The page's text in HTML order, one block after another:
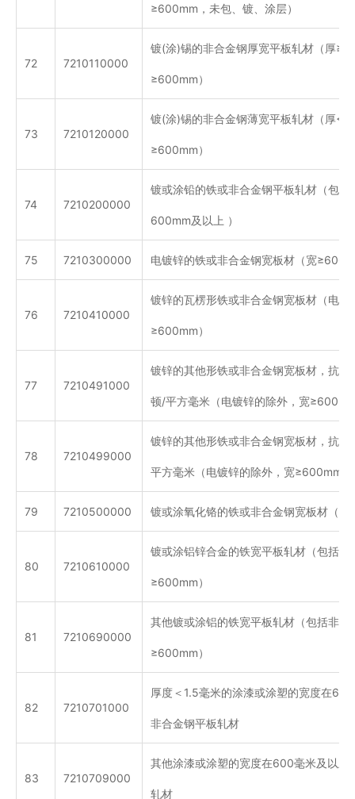
≥600mm，未包、镀、涂层）
72 7210110000
镀(涂)锡的非合金钢厚宽平板轧材（厚
≥600mm）
73 7210120000
镀(涂)锡的非合金钢薄宽平板轧材（厚
≥600mm）
74 7210200000
镀或涂铅的铁或非合金钢平板轧材（包括
600mm及以上 ）
75 7210300000 电镀锌的铁或非合金钢宽板材（宽
76 7210410000
镀锌的瓦楞形铁或非合金钢宽板材（电镀
≥600mm）
77 7210491000
镀锌的其他形铁或非合金钢宽板材，抗
顿/平方毫米（电镀锌的除外，宽
78 7210499000
镀锌的其他形铁或非合金钢宽板材，抗
平方毫米（电镀锌的除外，宽≥600mm
79 7210500000 镀或涂氧化铬的铁或非合金钢宽板材（
80 7210610000
镀或涂铝锌合金的铁宽平板轧材（包括非
≥600mm）
81 7210690000
其他镀或涂铝的铁宽平板轧材（包括非合
≥600mm）
82 7210701000
厚度＜1.5毫米的涂漆或涂塑的宽度在
非合金钢平板轧材
83 7210709000
其他涂漆或涂塑的宽度在600毫米及以上
轧材